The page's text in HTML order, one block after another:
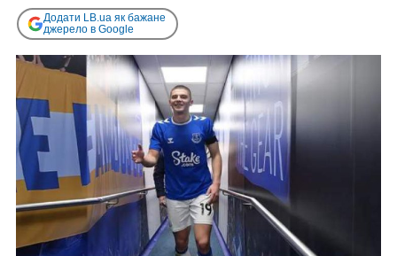
Додати LB.ua як бажане
джерело в Google